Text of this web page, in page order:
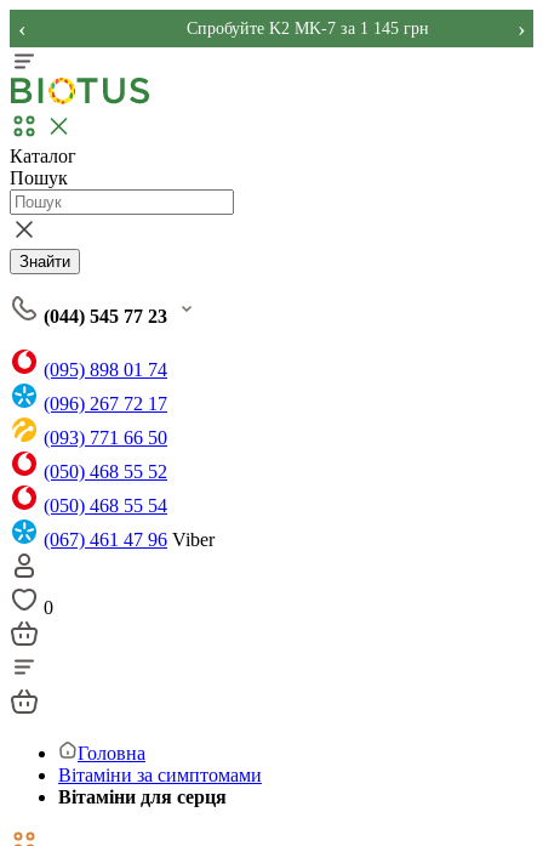
Спробуйте K2 MK-7 за 1 145 грн
‹ ›
Каталог
Пошук
Знайти
(044) 545 77 23
(095) 898 01 74
(096) 267 72 17
(093) 771 66 50
(050) 468 55 52
(050) 468 55 54
(067) 461 47 96 Viber
0
Головна
Вітаміни за симптомами
Вітаміни для серця